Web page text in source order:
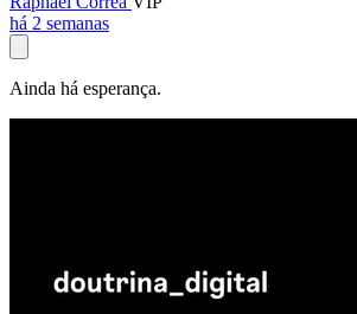
há 2 semanas
Ainda há esperança.